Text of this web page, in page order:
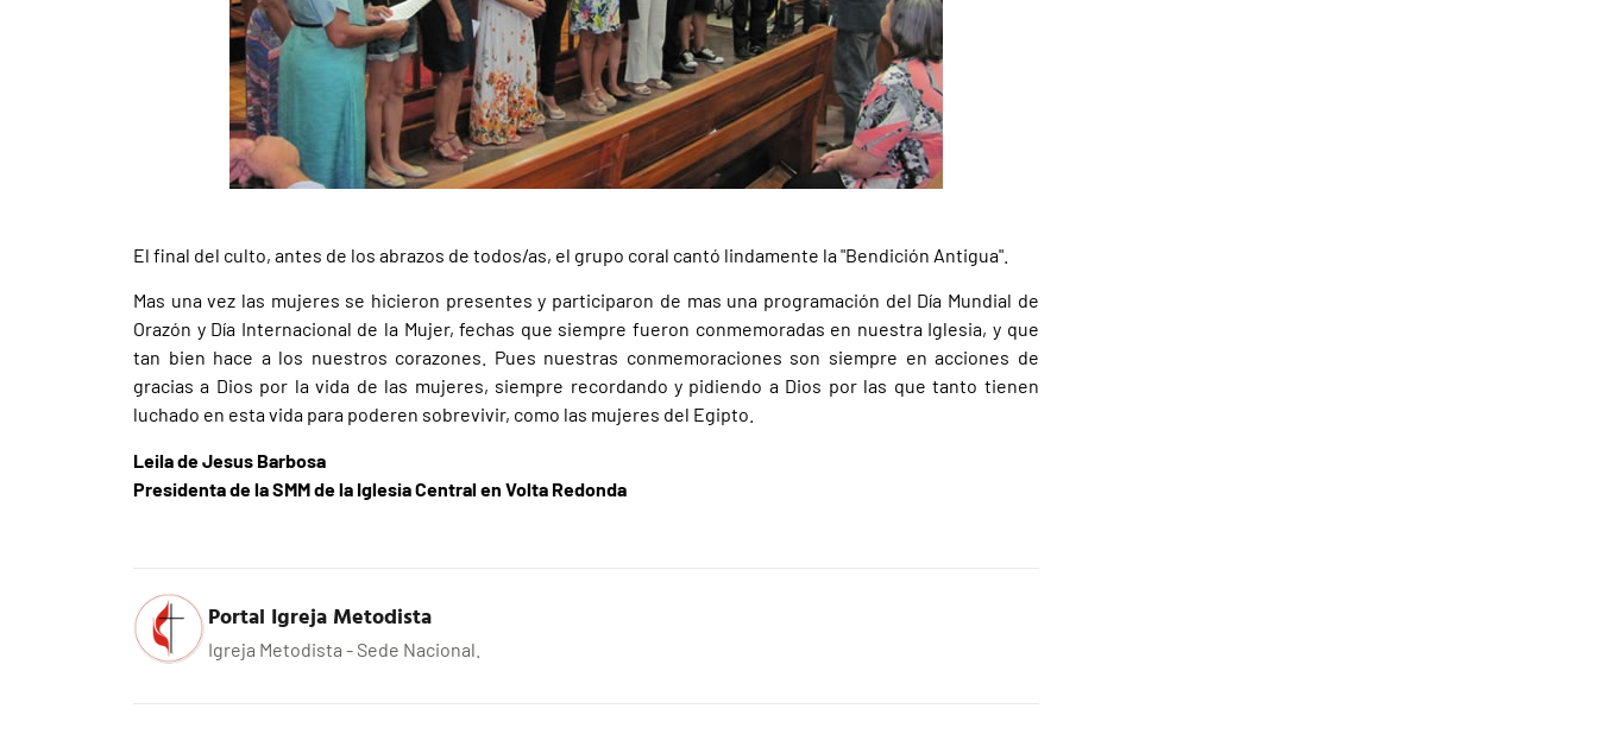
El final del culto, antes de los abrazos de todos/as, el grupo coral cantó lindamente la "Bendición Antigua".
Mas una vez las mujeres se hicieron presentes y participaron de mas una programación del Día Mundial de
Orazón y Día Internacional de la Mujer, fechas que siempre fueron conmemoradas en nuestra Iglesia, y que
tan bien hace a los nuestros corazones. Pues nuestras conmemoraciones son siempre en acciones de
gracias a Dios por la vida de las mujeres, siempre recordando y pidiendo a Dios por las que tanto tienen
luchado en esta vida para poderen sobrevivir, como las mujeres del Egipto.
Leila de Jesus Barbosa
Presidenta de la SMM de la Iglesia Central en Volta Redonda
Portal Igreja Metodista
Igreja Metodista - Sede Nacional.